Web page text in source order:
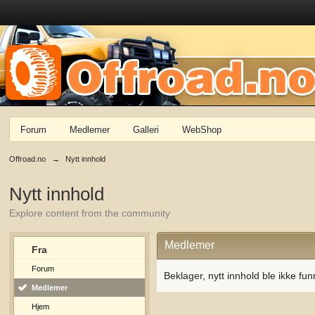
Forum Medlemer Galleri WebShop
Offroad.no → Nytt innhold
Nytt innhold
Explore content from the community
Fra
Forum
Medlemer
Hjem
Medlemer
Beklager, nytt innhold ble ikke